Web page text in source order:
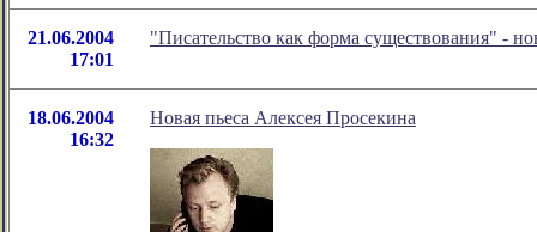
21.06.2004
17:01
"Писательство как форма существования" -
18.06.2004
16:32
Новая пьеса Алексея Просекина